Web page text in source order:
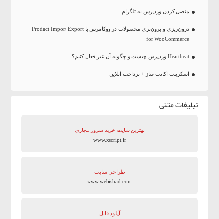
متصل کردن وردپرس به تلگرام
درون‌ریزی و برون‌بری محصولات در ووکامرس با Product Import Export
for WooCommerce
Heartbeat وردپرس چیست و چگونه آن غیر فعال کنیم؟
اسکریپت اکانت ساز + پرداخت انلاین
تبلیغات متنی
بهترین سایت‌ خرید سرور مجازی
www.xscript.ir
طراحی سایت
www.webishad.com
آپلود فایل